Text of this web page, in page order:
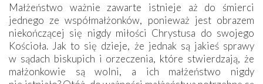
Małżeństwo ważnie zawarte istnieje aż do śmierci
jednego ze współmałżonków, ponieważ jest obrazem
niekończącej się nigdy miłości Chrystusa do swojego
Kościoła. Jak to się dzieje, że jednak są jakieś sprawy
w sądach biskupich i orzeczenia, które stwierdzają, że
małżonkowie są wolni, a ich małżeństwo nigdy